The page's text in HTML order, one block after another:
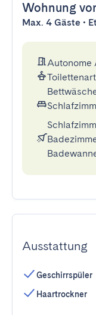
Wohnung
Max. 4 Gäste •
Autonome
Ausstattung
Geschirrspüler
Haartrockner